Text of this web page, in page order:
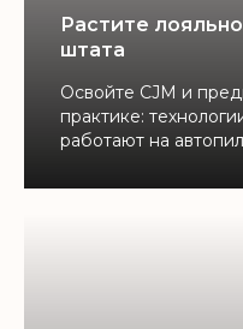
Растите
штата
Освойте CJM и
практике:
работают на